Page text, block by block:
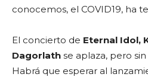
conocemos, el COVID19, ha
El concierto de Eternal Idol,
Dagorlath se aplaza, pero
Habrá que esperar al